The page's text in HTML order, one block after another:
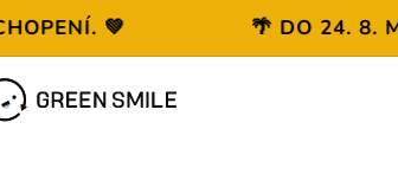
💚 🌴 DO 24. 8.